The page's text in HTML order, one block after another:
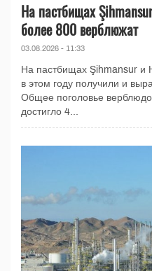
На пастбищах
более 800 верблюжат
03.08.2026 - 11:33
На пастбищах Şihmansur и
в этом году получили и
Общее поголовье
достигло 4...